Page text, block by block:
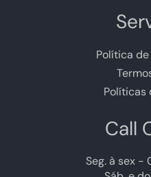
Política
Políticas
Call
Seg. à sex -